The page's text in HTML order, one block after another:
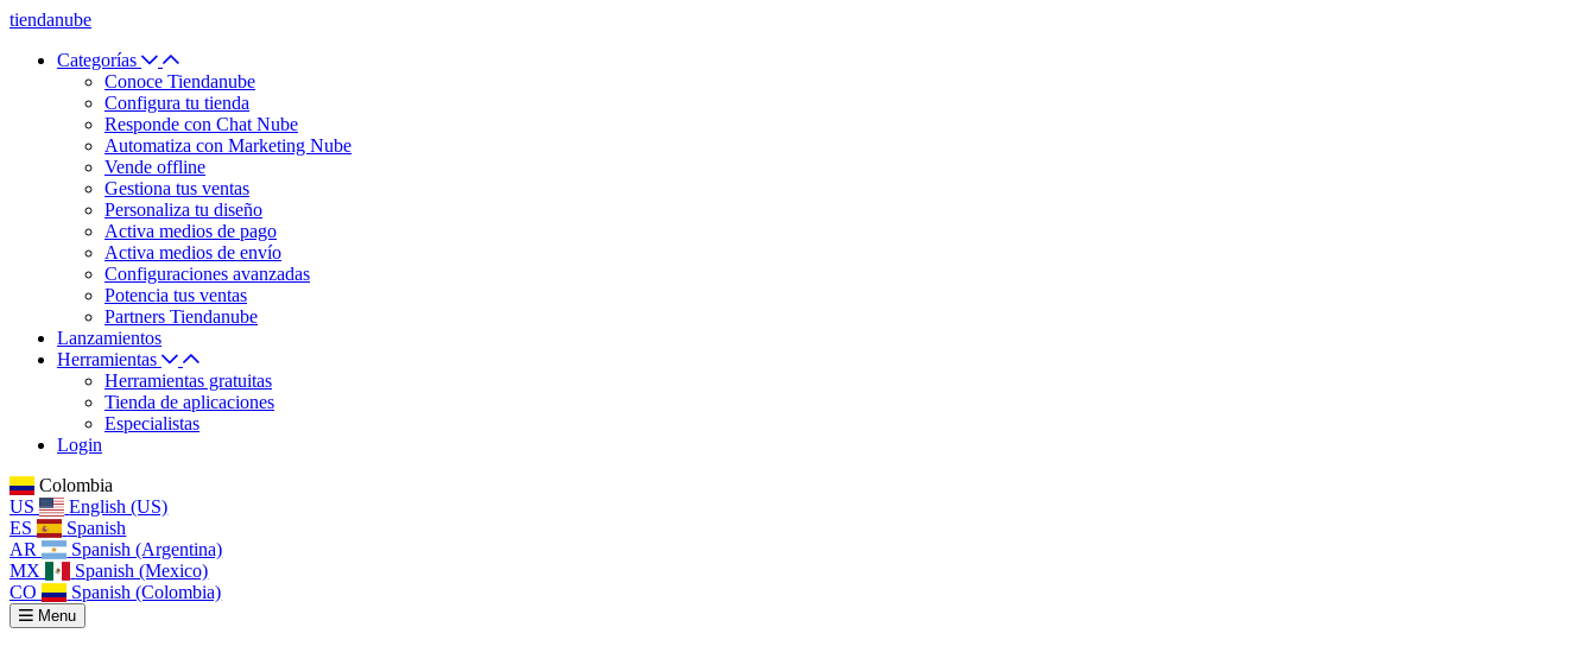
tiendanube
Categorías
Conoce Tiendanube
Configura tu tienda
Responde con Chat Nube
Automatiza con Marketing Nube
Vende offline
Gestiona tus ventas
Personaliza tu diseño
Activa medios de pago
Activa medios de envío
Configuraciones avanzadas
Potencia tus ventas
Partners Tiendanube
Lanzamientos
Herramientas
Herramientas gratuitas
Tienda de aplicaciones
Especialistas
Login
Colombia
US
English (US)
ES
Spanish
AR
Spanish (Argentina)
MX
Spanish (Mexico)
CO
Spanish (Colombia)
Menu